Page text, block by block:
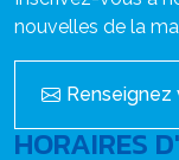
nouvelles de la
HORAIRES